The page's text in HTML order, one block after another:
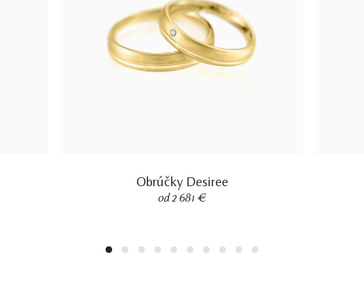
Obrúčky Desiree
od 2 681 €
1 2 3 4 5 6 7 8 9 10